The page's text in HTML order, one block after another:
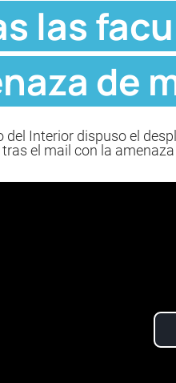
las
de
del Interior dispuso el
el mail con la